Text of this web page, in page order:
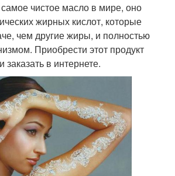
чистое масло в мире, оно
жирных кислот, которые
чем другие жиры, и полностью
Приобрести этот продукт
в интернете.